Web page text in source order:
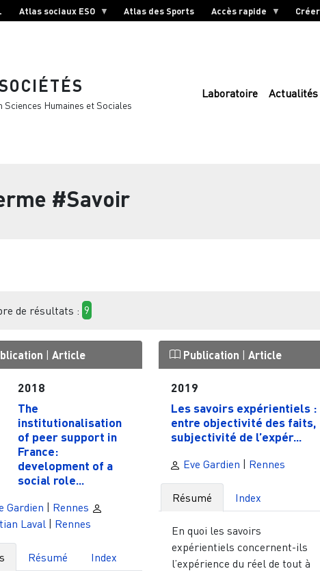
Atlas sociaux ESO Atlas des Sports Accès rapide
Humaines et Sociales
Laboratoire Actualités
#Savoir
de résultats : 9
| Article
2018
The
institutionalisation
of peer support in
France:
development of a
social role...
Gardien | Rennes
Laval | Rennes
Résumé Index
Publication | Article
2019
Les savoirs expérientiels :
entre objectivité des faits,
subjectivité de l’expér...
Eve Gardien | Rennes
Résumé Index
En quoi les savoirs
expérientiels concernent-ils
l’expérience du réel de tout à